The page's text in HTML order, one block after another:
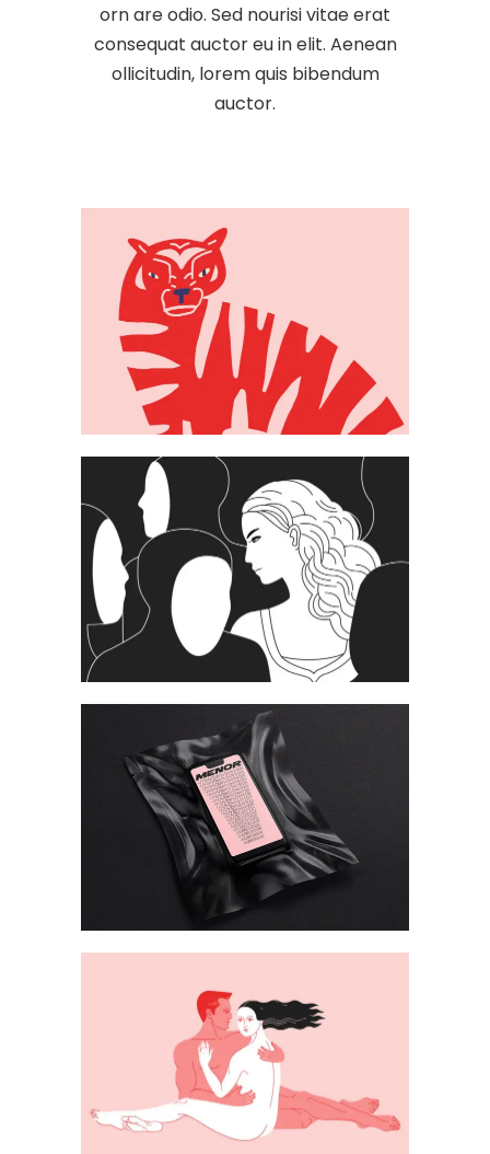
orn are odio. Sed nourisi vitae erat
consequat auctor eu in elit. Aenean
ollicitudin, lorem quis bibendum
auctor.